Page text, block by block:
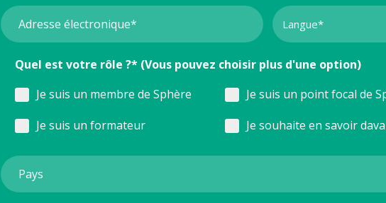
Quel est votre rôle ?* (Vous pouvez choisir plus d'une option)
Je suis un membre de Sphère
Je suis un point focal de
Je suis un formateur
Je souhaite en savoir